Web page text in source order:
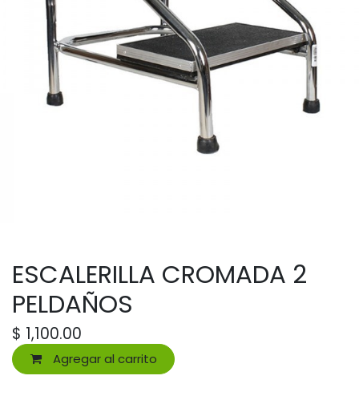
ESCALERILLA CROMADA 2
PELDAÑOS
$ 1,100.00
Agregar al carrito